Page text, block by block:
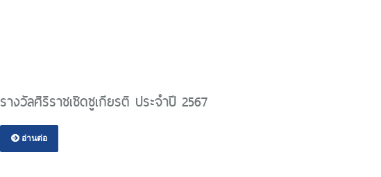
รางวัลศิริราชเชิดชูเกียรติ ประจำปี 2567
อ่านต่อ